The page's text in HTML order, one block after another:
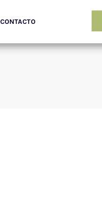
CONTACTO